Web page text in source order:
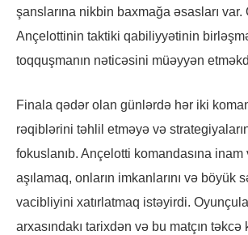
şanslarına nikbin baxmağa əsasları var.
Ançelottinin taktiki qabiliyyətinin
toqquşmanın nəticəsini müəyyən
Finala qədər olan günlərdə hər iki
rəqiblərini təhlil etməyə və
fokuslanıb. Ançelotti komandasına
aşılamaq, onların imkanlarını və böyük
vacibliyini xatırlatmaq istəyirdi.
arxasındakı tarixdən və bu matçın təkcə